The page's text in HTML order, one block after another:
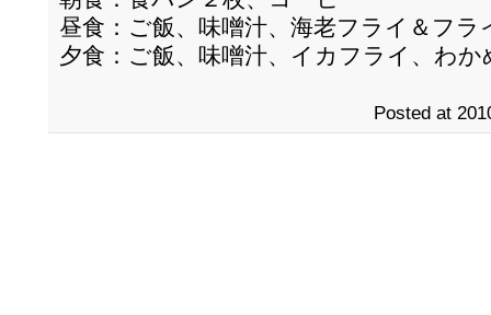
昼食：ご飯、味噌汁、海老フライ＆フラ
夕食：ご飯、味噌汁、イカフライ、わか
Posted at